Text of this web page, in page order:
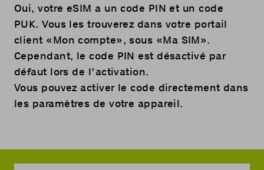
Oui, votre eSIM a un code PIN et un code
PUK. Vous les trouverez dans votre portail
client «Mon compte», sous «Ma SIM».
Cependant, le code PIN est désactivé par
défaut lors de l'activation.
Vous pouvez activer le code directement dans
les paramètres de votre appareil.